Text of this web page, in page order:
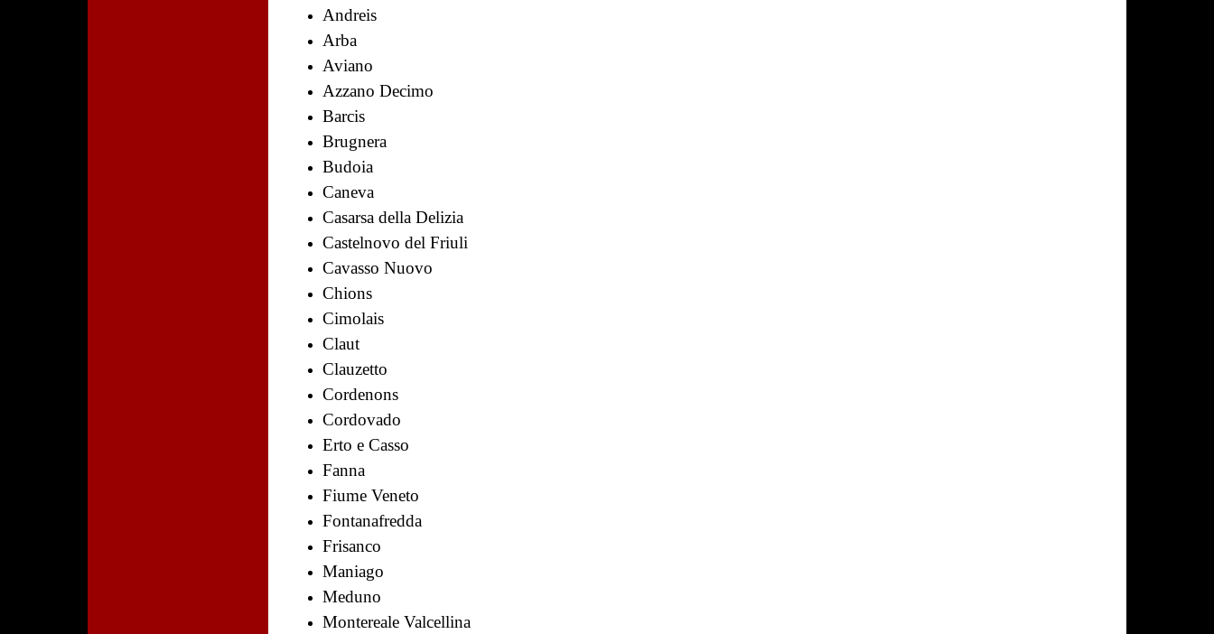
Andreis
Arba
Aviano
Azzano Decimo
Barcis
Brugnera
Budoia
Caneva
Casarsa della Delizia
Castelnovo del Friuli
Cavasso Nuovo
Chions
Cimolais
Claut
Clauzetto
Cordenons
Cordovado
Erto e Casso
Fanna
Fiume Veneto
Fontanafredda
Frisanco
Maniago
Meduno
Montereale Valcellina